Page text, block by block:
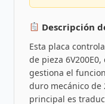
Descripción
Esta placa
de pieza
gestiona el
duro mecánico de
principal es